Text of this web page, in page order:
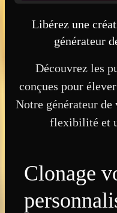
Libérez une
générateur
Découvrez les
conçues pour
Notre générateur
flexibilité et
Clonage